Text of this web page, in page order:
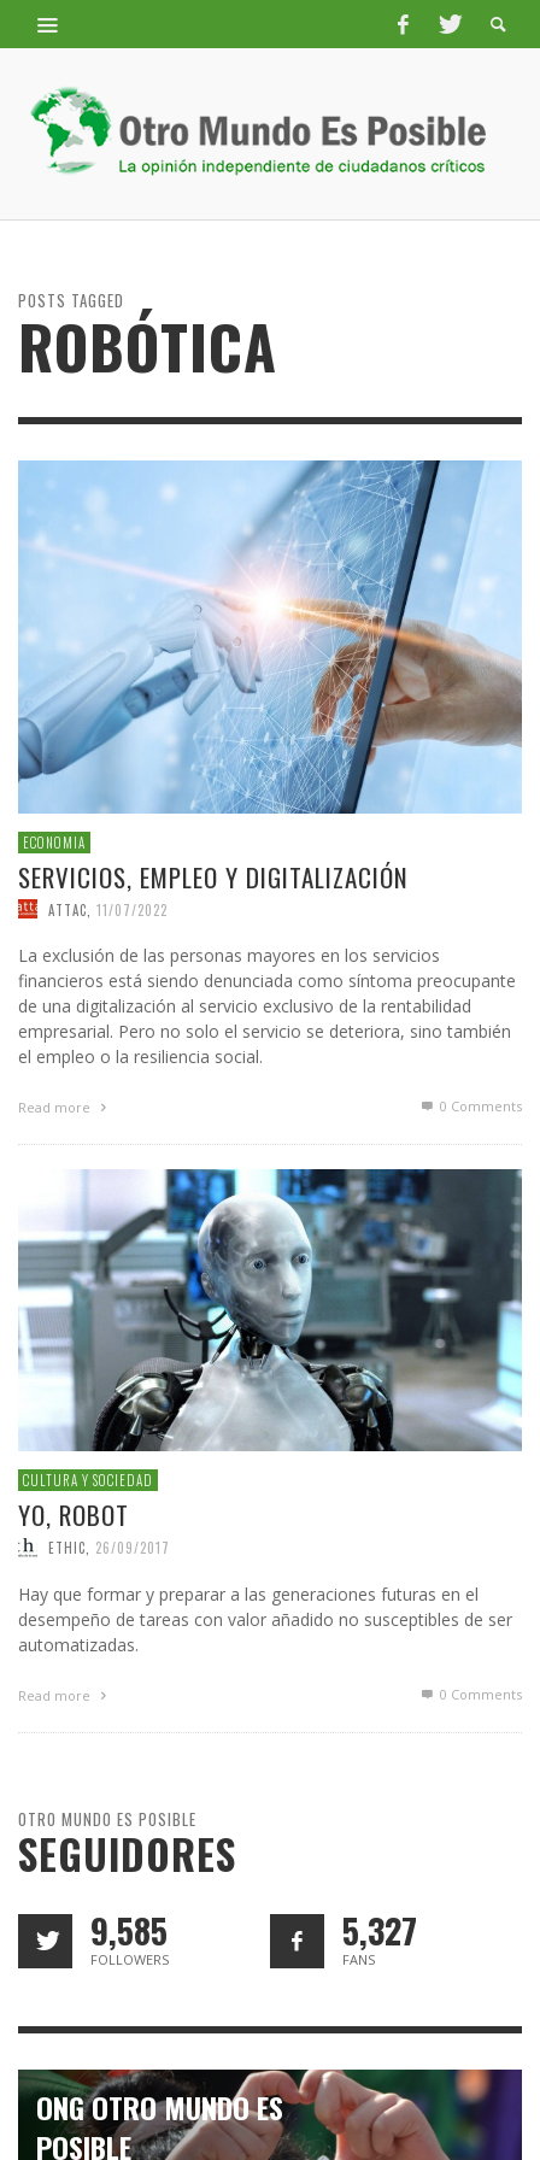
POSTS TAGGED
ROBÓTICA
ECONOMIA
SERVICIOS, EMPLEO Y DIGITALIZACIÓN
ATTAC 11/07/2022
La exclusión de las personas mayores en los servicios
financieros está siendo denunciada como síntoma preocupante
de una digitalización al servicio exclusivo de la rentabilidad
empresarial. Pero no solo el servicio se deteriora, sino también
el empleo o la resiliencia social.
Read more 0 Comments
CULTURA Y SOCIEDAD
YO, ROBOT
ETHIC, 26/09/2017
Hay que formar y preparar a las generaciones futuras en el
desempeño de tareas con valor añadido no susceptibles de ser
automatizadas.
Read more 0 Comments
OTRO MUNDO ES POSIBLE
SEGUIDORES
9,585
FOLLOWERS
5,327
FANS
ONG OTRO MUNDO ES
POSIBLE